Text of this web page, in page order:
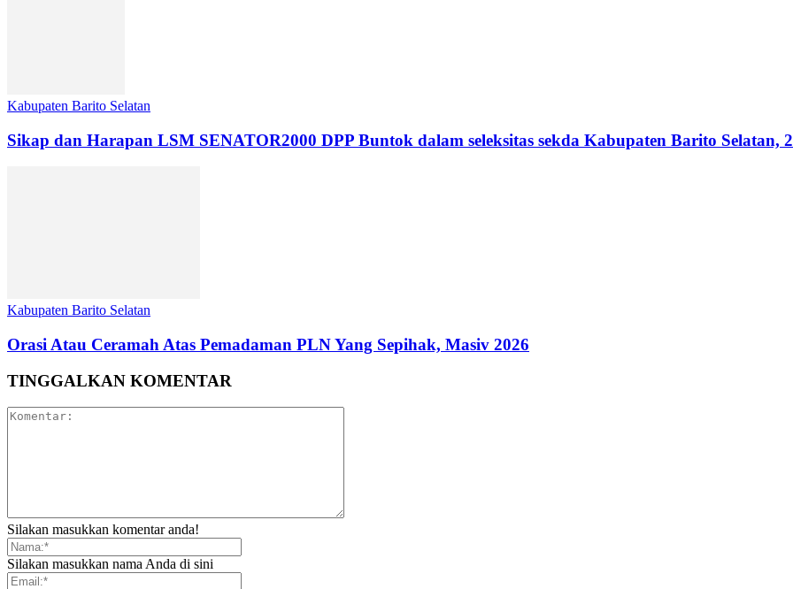
Kabupaten Barito Selatan
Sikap dan Harapan LSM SENATOR2000 DPP Buntok dalam seleksitas sekda Kabupaten Barito Selatan,
Kabupaten Barito Selatan
Orasi Atau Ceramah Atas Pemadaman PLN Yang Sepihak, Masiv 2026
TINGGALKAN KOMENTAR
Silakan masukkan komentar anda!
Silakan masukkan nama Anda di sini